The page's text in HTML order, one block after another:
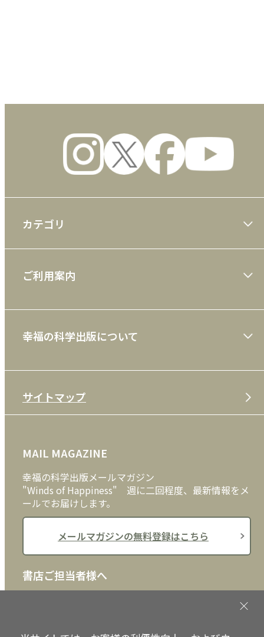
カテゴリ
雑誌
CD
DVD・ブルーレイ
外国語
ご利用案内
利用規約
特定商取引法
プライバシーポリシー
クッキーポリシー
幸福の科学出版について
メディア・ライブラリー
サイトマップ
MAIL MAGAZINE
幸福の科学出版メールマガジン
"Winds of Happiness" 週に二回程度、最新情報をメ
ールでお届けします。
メールマガジンの無料登録はこちら
書店ご担当者様へ
書店様向けに、注文書、店頭用POPなどをご用意して